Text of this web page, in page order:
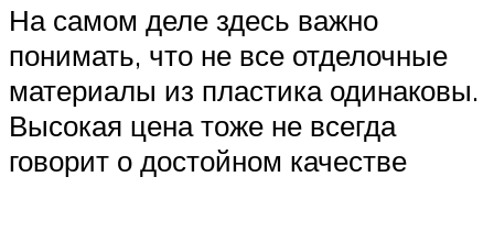
На самом деле здесь важно
понимать, что не все отделочные
материалы из пластика одинаковы.
Высокая цена тоже не всегда
говорит о достойном качестве